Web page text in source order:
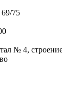
75
№ 4,